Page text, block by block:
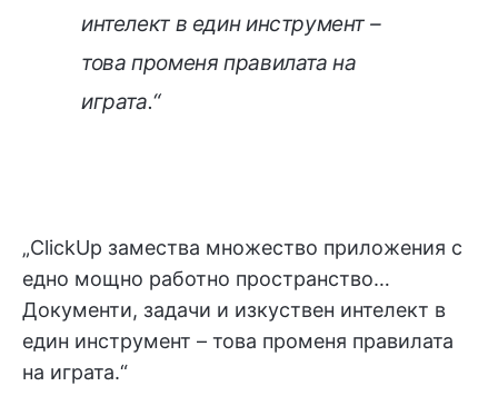
интелект в един инструмент –
това променя правилата на
играта.“
„ClickUp замества множество приложения с
едно мощно работно пространство…
Документи, задачи и изкуствен интелект в
един инструмент – това променя правилата
на играта.“